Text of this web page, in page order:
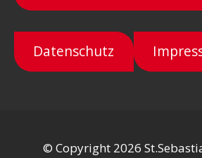
Datenschutz
© Copyright 2026